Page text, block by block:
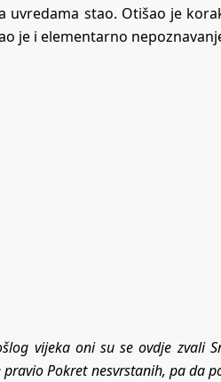
uvredama stao. Otišao je
je i elementarno
vijeka oni su se ovdje zvali
Pokret nesvrstanih, pa da